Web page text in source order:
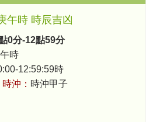
午時 時辰吉凶
0分-12點59分
時
12:59:59時
時沖： 時沖甲子